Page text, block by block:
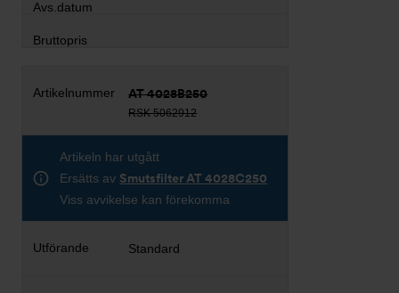
AT 4028B250
RSK 5062912
Artikeln har utgått
Ersätts av Smutsfilter AT 4028C250
Viss avvikelse kan förekomma
Standard